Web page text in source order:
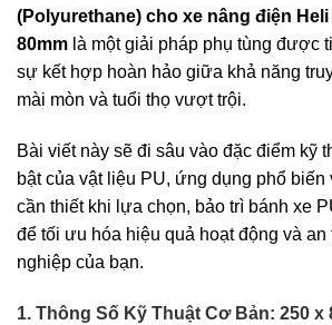
(Polyurethane) cho xe nâng điện
80mm là một giải pháp phụ tùng được
sự kết hợp hoàn hảo giữa khả năng
mài mòn và tuổi thọ vượt trội.
Bài viết này sẽ đi sâu vào đặc điểm kỹ
bật của vật liệu PU, ứng dụng phổ
cần thiết khi lựa chọn, bảo trì bánh xe
để tối ưu hóa hiệu quả hoạt động và an
nghiệp của bạn.
1. Thông Số Kỹ Thuật Cơ Bản: 250 x